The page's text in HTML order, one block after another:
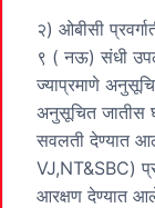
२) ओबीसी
९ ( नऊ) संधी
ज्याप्रमाणे
अनुसूचित जातीस
सवलती देण्यात
VJ,NT&SBC)
आरक्षण देण्यात